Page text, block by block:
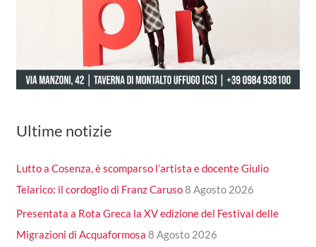
Ultime notizie
Lutto a Cosenza, è scomparso l’artista e docente Giulio
Telarico: il cordoglio di Franz Caruso8 Agosto 2026
Presentata a Rota Greca la XV edizione del Festival delle
Migrazioni di Acquaformosa 8 Agosto 2026